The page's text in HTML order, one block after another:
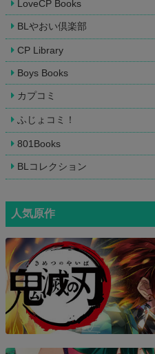
LoveCP Books
BLやおい倶楽部
CP Library
Boys Books
カプコミ
ふじょコミ！
801Books
BLコレクション
人気原作